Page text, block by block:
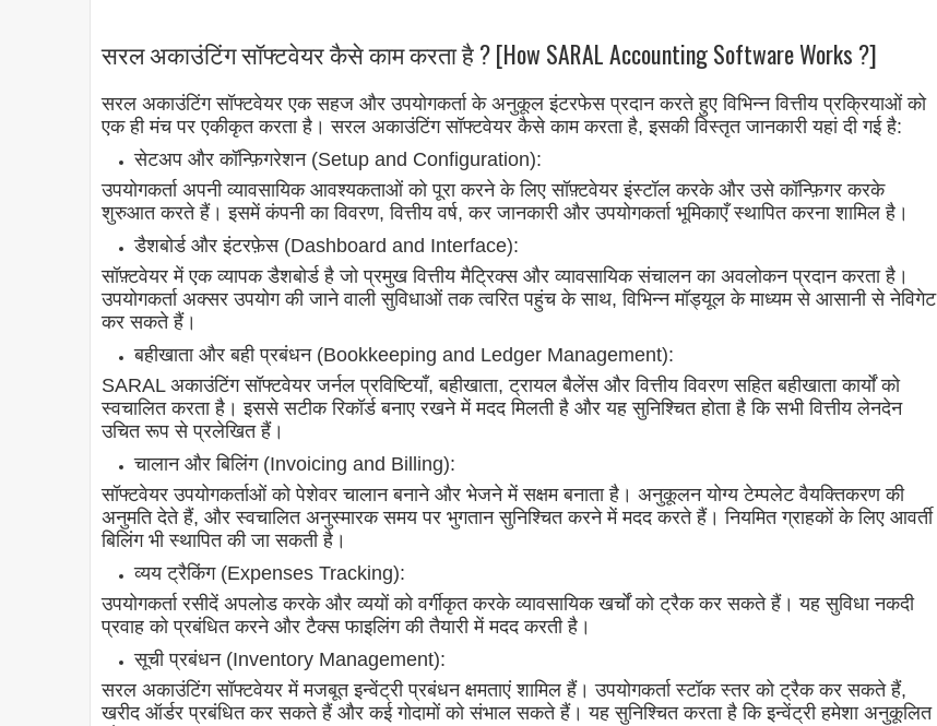
सरल अकाउंटिंग सॉफ्टवेयर कैसे काम करता है ? [How SARAL Accounting Software Works ?]
सरल अकाउंटिंग सॉफ्टवेयर एक सहज और उपयोगकर्ता के अनुकूल इंटरफेस प्रदान करते हुए विभिन्न वित्तीय प्रक्रियाओं को
एक ही मंच पर एकीकृत करता है। सरल अकाउंटिंग सॉफ्टवेयर कैसे काम करता है, इसकी विस्तृत जानकारी यहां दी गई है:
सेटअप और कॉन्फ़िगरेशन (Setup and Configuration):
उपयोगकर्ता अपनी व्यावसायिक आवश्यकताओं को पूरा करने के लिए सॉफ़्टवेयर इंस्टॉल करके और उसे कॉन्फ़िगर करके
शुरुआत करते हैं। इसमें कंपनी का विवरण, वित्तीय वर्ष, कर जानकारी और उपयोगकर्ता भूमिकाएँ स्थापित करना शामिल है।
डैशबोर्ड और इंटरफ़ेस (Dashboard and Interface):
सॉफ़्टवेयर में एक व्यापक डैशबोर्ड है जो प्रमुख वित्तीय मैट्रिक्स और व्यावसायिक संचालन का अवलोकन प्रदान करता है।
उपयोगकर्ता अक्सर उपयोग की जाने वाली सुविधाओं तक त्वरित पहुंच के साथ, विभिन्न मॉड्यूल के माध्यम से आसानी से नेविगेट
कर सकते हैं।
बहीखाता और बही प्रबंधन (Bookkeeping and Ledger Management):
SARAL अकाउंटिंग सॉफ्टवेयर जर्नल प्रविष्टियाँ, बहीखाता, ट्रायल बैलेंस और वित्तीय विवरण सहित बहीखाता कार्यों को
स्वचालित करता है। इससे सटीक रिकॉर्ड बनाए रखने में मदद मिलती है और यह सुनिश्चित होता है कि सभी वित्तीय लेनदेन
उचित रूप से प्रलेखित हैं।
चालान और बिलिंग (Invoicing and Billing):
सॉफ्टवेयर उपयोगकर्ताओं को पेशेवर चालान बनाने और भेजने में सक्षम बनाता है। अनुकूलन योग्य टेम्पलेट वैयक्तिकरण की
अनुमति देते हैं, और स्वचालित अनुस्मारक समय पर भुगतान सुनिश्चित करने में मदद करते हैं। नियमित ग्राहकों के लिए आवर्ती
बिलिंग भी स्थापित की जा सकती है।
व्यय ट्रैकिंग (Expenses Tracking):
उपयोगकर्ता रसीदें अपलोड करके और व्ययों को वर्गीकृत करके व्यावसायिक खर्चों को ट्रैक कर सकते हैं। यह सुविधा नकदी
प्रवाह को प्रबंधित करने और टैक्स फाइलिंग की तैयारी में मदद करती है।
सूची प्रबंधन (Inventory Management):
सरल अकाउंटिंग सॉफ्टवेयर में मजबूत इन्वेंट्री प्रबंधन क्षमताएं शामिल हैं। उपयोगकर्ता स्टॉक स्तर को ट्रैक कर सकते हैं,
खरीद ऑर्डर प्रबंधित कर सकते हैं और कई गोदामों को संभाल सकते हैं। यह सुनिश्चित करता है कि इन्वेंट्री हमेशा अनुकूलित